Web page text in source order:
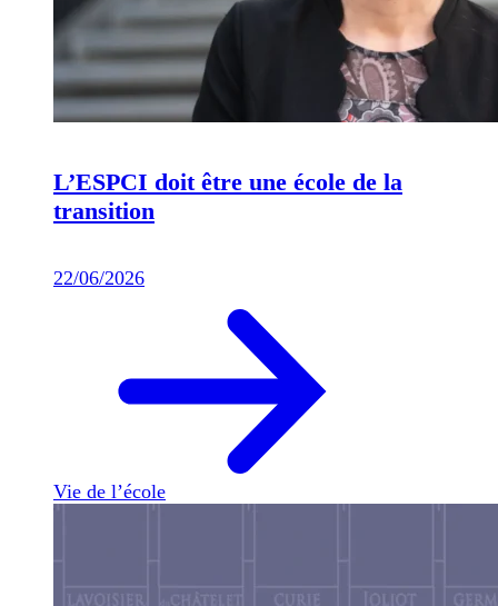
L’ESPCI doit être une école de la
transition
22/06/2026
Vie de l’école